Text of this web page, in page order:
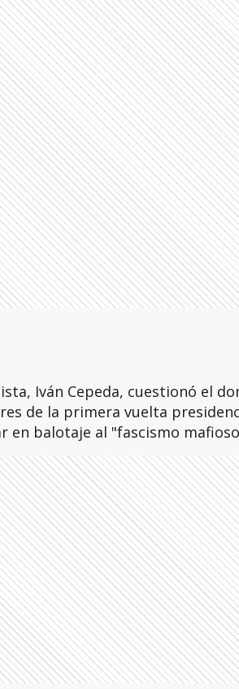
Iván Cepeda, cuestionó el
de la primera vuelta
en balotaje al "fascismo